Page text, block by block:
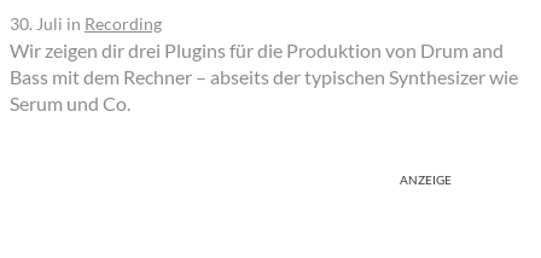
30. Juli in Recording
Wir zeigen dir drei Plugins für die Produktion von Drum and
Bass mit dem Rechner – abseits der typischen Synthesizer wie
Serum und Co.
ANZEIGE